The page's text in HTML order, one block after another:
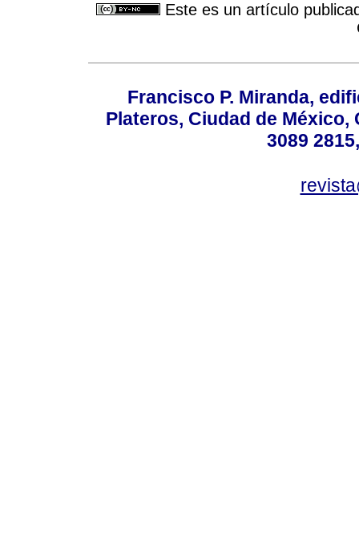
Este es un artículo
Francisco P. Miranda,
Plateros, Ciudad de México,
3089